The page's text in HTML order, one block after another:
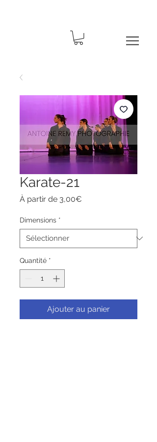
Karate-21
À partir de 3,00€
Dimensions *
Quantité *
Ajouter au panier